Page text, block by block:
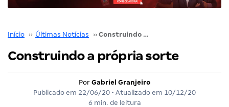
Início ›› Últimas Notícias ›› Construindo a própria sorte
Construindo a própria sorte
Por Gabriel Granjeiro
Publicado em 22/06/20 • Atualizado em 10/12/20
6 min. de leitura